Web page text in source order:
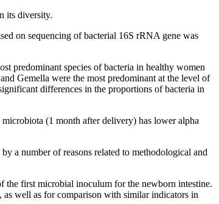
its diversity.
on sequencing of bacterial 16S rRNA gene was
predominant species of bacteria in healthy women
Gemella were the most predominant at the level of
differences in the proportions of bacteria in
(1 month after delivery) has lower alpha
a number of reasons related to methodological and
the first microbial inoculum for the newborn intestine.
as well as for comparison with similar indicators in